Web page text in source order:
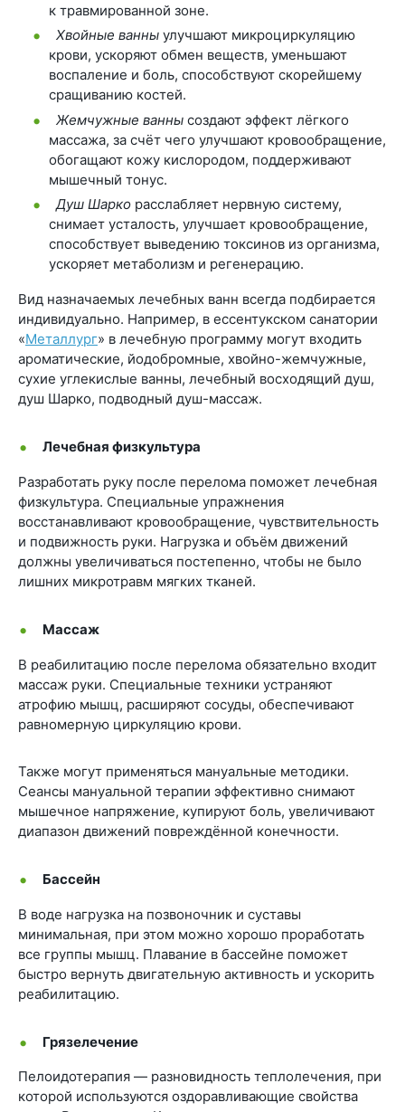
к травмированной зоне.
Хвойные ванны улучшают микроциркуляцию
крови, ускоряют обмен веществ, уменьшают
воспаление и боль, способствуют скорейшему
сращиванию костей.
Жемчужные ванны создают эффект лёгкого
массажа, за счёт чего улучшают кровообращение,
обогащают кожу кислородом, поддерживают
мышечный тонус.
Душ Шарко расслабляет нервную систему,
снимает усталость, улучшает кровообращение,
способствует выведению токсинов из организма,
ускоряет метаболизм и регенерацию.
Вид назначаемых лечебных ванн всегда подбирается
индивидуально. Например, в ессентукском санатории
«Металлург» в лечебную программу могут входить
ароматические, йодобромные, хвойно-жемчужные,
сухие углекислые ванны, лечебный восходящий душ,
душ Шарко, подводный душ-массаж.
Лечебная физкультура
Разработать руку после перелома поможет лечебная
физкультура. Специальные упражнения
восстанавливают кровообращение, чувствительность
и подвижность руки. Нагрузка и объём движений
должны увеличиваться постепенно, чтобы не было
лишних микротравм мягких тканей.
Массаж
В реабилитацию после перелома обязательно входит
массаж руки. Специальные техники устраняют
атрофию мышц, расширяют сосуды, обеспечивают
равномерную циркуляцию крови.
Также могут применяться мануальные методики.
Сеансы мануальной терапии эффективно снимают
мышечное напряжение, купируют боль, увеличивают
диапазон движений повреждённой конечности.
Бассейн
В воде нагрузка на позвоночник и суставы
минимальная, при этом можно хорошо проработать
все группы мышц. Плавание в бассейне поможет
быстро вернуть двигательную активность и ускорить
реабилитацию.
Грязелечение
Пелоидотерапия — разновидность теплолечения, при
которой используются оздоравливающие свойства